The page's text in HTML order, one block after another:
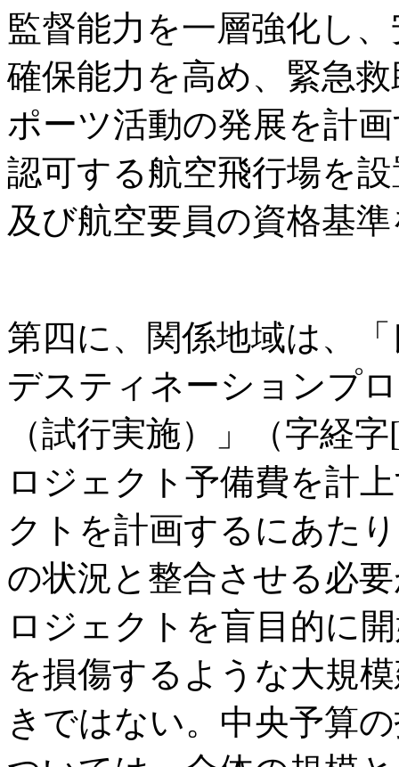
監督能力を一層強化し
確保能力を高め、緊急
ポーツ活動の発展を計
認可する航空飛行場を
及び航空要員の資格基
第四に、関係地域は、
デスティネーションプ
（試行実施）」（字経
ロジェクト予備費を計
クトを計画するにあた
の状況と整合させる必
ロジェクトを盲目的に
を損傷するような大規
きではない。中央予算